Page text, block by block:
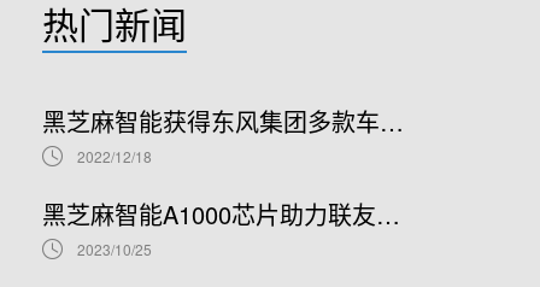
热门新闻
黑芝麻智能获得东风集团多款车型项目定点及战略投资，打造高阶行泊一体量产车型
2022/12/18
黑芝麻智能A1000芯片助力联友智连打造NOA/HPA高阶行泊一体产品
2023/10/25